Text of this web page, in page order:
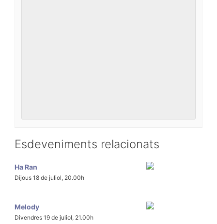
Esdeveniments relacionats
Ha Ran
Dijous 18 de juliol, 20.00h
Melody
Divendres 19 de juliol, 21.00h